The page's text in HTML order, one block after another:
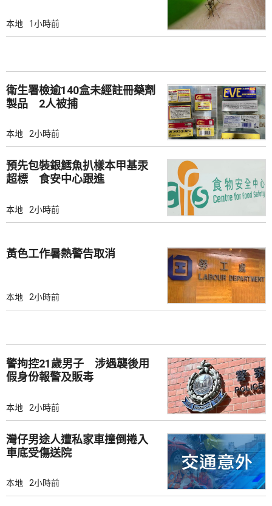
本地 1小時前
衛生署檢逾140盒未經註冊藥劑
製品 2人被捕
本地 2小時前
預先包裝銀鱈魚扒樣本甲基汞
超標 食安中心跟進
本地 2小時前
黃色工作暑熱警告取消
本地 2小時前
警拘控21歲男子 涉遇襲後用
假身份報警及販毒
本地 2小時前
灣仔男途人遭私家車撞倒捲入
車底受傷送院
本地 2小時前